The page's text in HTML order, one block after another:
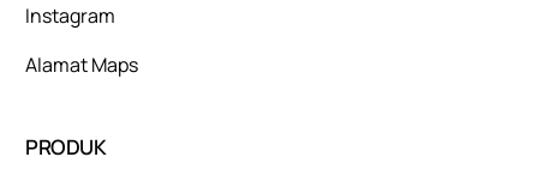
Instagram
Alamat Maps
PRODUK